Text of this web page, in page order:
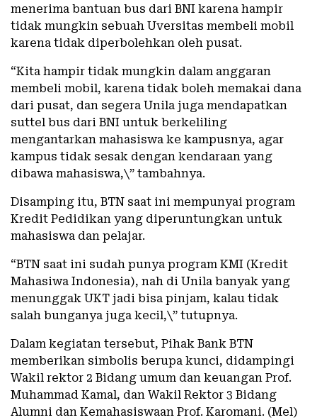
menerima bantuan bus dari BNI karena hampir
tidak mungkin sebuah Uversitas membeli mobil
karena tidak diperbolehkan oleh pusat.
“Kita hampir tidak mungkin dalam anggaran
membeli mobil, karena tidak boleh memakai dana
dari pusat, dan segera Unila juga mendapatkan
suttel bus dari BNI untuk berkeliling
mengantarkan mahasiswa ke kampusnya, agar
kampus tidak sesak dengan kendaraan yang
dibawa mahasiswa,\” tambahnya.
Disamping itu, BTN saat ini mempunyai program
Kredit Pedidikan yang diperuntungkan untuk
mahasiswa dan pelajar.
“BTN saat ini sudah punya program KMI (Kredit
Mahasiwa Indonesia), nah di Unila banyak yang
menunggak UKT jadi bisa pinjam, kalau tidak
salah bunganya juga kecil,\” tutupnya.
Dalam kegiatan tersebut, Pihak Bank BTN
memberikan simbolis berupa kunci, didampingi
Wakil rektor 2 Bidang umum dan keuangan Prof.
Muhammad Kamal, dan Wakil Rektor 3 Bidang
Alumni dan Kemahasiswaan Prof. Karomani. (Mel)